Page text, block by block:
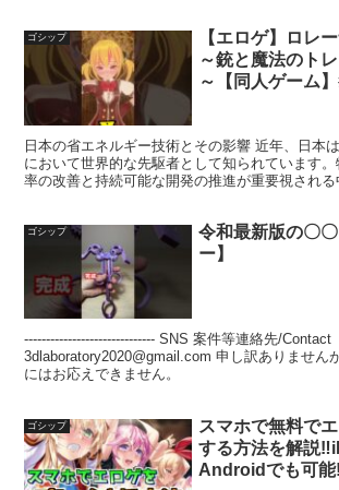
ゴシップ
【エロゲ】ロレ
～銃と魔法のト
～【同人ゲーム
日本の省エネルギー技術とその影響 近年、日本
において世界的な先駆者として知られています
率の改善と持続可能な開発の推進が重要視される
ゴシップ
令和最新版の〇
ー】
------------------------------ SNS 案件等連絡先/Contact
3dlaboratory2020@gmail.com 申し訳ありません
にはお応えできません。
ゴシップ
スマホで無料で
する方法を解説
Androidでも可能